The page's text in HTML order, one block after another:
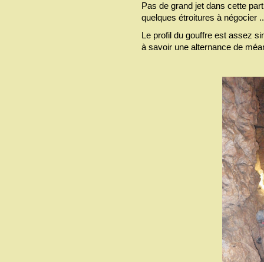
Pas de grand jet dans cette
quelques étroitures à négocier
Le profil du gouffre est assez
à savoir une alternance de